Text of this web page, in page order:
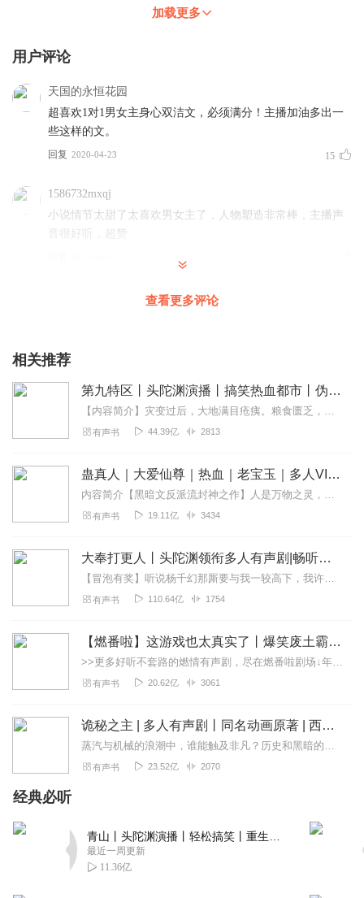
加载更多
用户评论
天国的永恒花园
超喜欢1对1男女主身心双洁文，必须满分！主播加油多出一
些这样的文。
回复 2020-04-23 15
1586732mxqj
小说情节太甜了太喜欢男女主了，人物塑造非常棒，主播声
音很好听，超赞
回复
郁金香_h47
好听，满意，主播声音好听
1825970fxqq
继续努力，非常满意！🦛🦛🦛🦛🦛🦛🦛🦛🦛
1982034itnw
很好听很不错非常满意
运转折点
剧情挺不错的，人物性格是我喜欢的类型
232969029
主播声音很好听，这本小说很不错。
很好听，很生动，播放的很顺畅
2020-06-07
查看更多评论
相关推荐
第九特区丨头陀渊演播丨搞笑热血都市丨伪戒丨VIP免费多人有声剧
【内容简介】灾变过后，大地满目疮痍。粮食匮乏，资源紧俏，局势混乱……一位从待规划区杀出来的青年，背对着漫天黄沙，孤身来到九区谋生，却不曾想偶然结识三五好友，一念...
有声书 44.39亿 2813
蛊真人｜大爱仙尊｜热血｜老宝玉｜多人VIP免费有声剧
内容简介【黑暗文反派流封神之作】人是万物之灵，蛊是天地真精。一个穿越者不断重生的故事。一个养蛊、炼蛊、用蛊的奇特世界。配音组（男角色）老宝玉旁白...
有声书 19.11亿 3434
大奉打更人丨头陀渊领衔多人有声剧|畅听全集|王鹤棣、田曦薇主演影视剧原著|卖报小郎君
【冒泡有奖】听说杨千幻那厮要与我一较高下，我许七安要开始装叉了！快进入声音播放页戳下方输入框，冒个泡偷偷告诉我，我要用哪些诗词才能胜过他？说得好的，有赏！202...
有声书 110.64亿 1754
【燃番啦】这游戏也太真实了丨爆笑废土霸榜神作丨紫襟剧社制作
>>更多好听不套路的燃情有声剧，尽在燃番啦剧场↓年度重磅推荐本专辑为VIP免费专辑每天上午10点5集更新，订阅可以听到最新内容哦！每周抽一个专辑五星优质评论送...
有声书 20.62亿 3061
诡秘之主 | 多人有声剧丨同名动画原著 | 西幻克苏鲁 | 乌贼作品
蒸汽与机械的浪潮中，谁能触及非凡？历史和黑暗的迷雾里，又是谁在耳语？我从诡秘中醒来，睁眼看见这个世界：枪械，大炮，巨舰，飞空艇，差分机；魔药，占卜，诅咒，倒吊人...
有声书 23.52亿 2070
经典必听
最近一周更新
11.36亿